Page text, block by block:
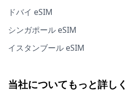
ドバイ eSIM
シンガポール eSIM
イスタンブール eSIM
当社についてもっと詳しく